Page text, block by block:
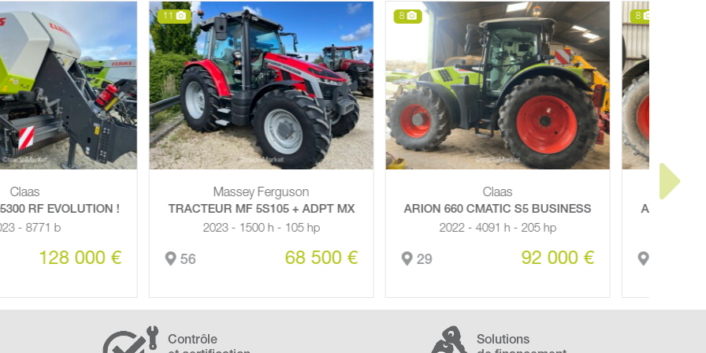
Massey Ferguson
MF 5S105 + ADPT MX
2023 - 1500 h - 105 hp
68 500 €
8
Claas
ARION 660 CMATIC S5 BUSINESS
2022 - 4091 h - 205 hp
92 000 €
AXION 870 CMATIC S5 BUSINESS
2022 - 4647 h
115 000 €
Contrôle
Solutions